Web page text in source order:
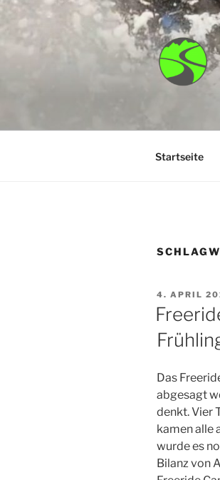
Zum
Inhalt
Startseite
AM
4. APRIL
Das
abgesagt
denkt. Vier
kamen alle
wurde es
Bilanz von